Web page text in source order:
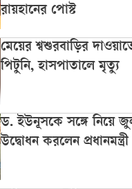
রায়হানের পোস্ট
মেয়ের শ্বশুরবাড়ির
পিটুনি, হাসপাতালে মৃত্যু
ড. ইউনূসকে সঙ্গে নিয়ে
উদ্বোধন করলেন প্রধানমন্ত্রী